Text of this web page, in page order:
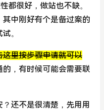
都很好，做站也不缺。
其中刚好有个是备过案的
。
这里按步骤申请就可以
的，有时候可能会需要联
还不是很清楚，先用用